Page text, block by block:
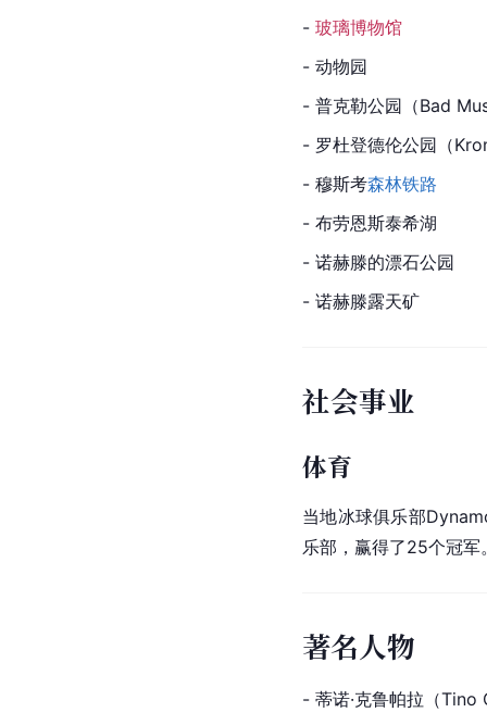
- 玻璃博物馆
- 动物园
- 普克勒公园（Bad
- 罗杜登德伦公园（
- 穆斯考森林铁路
- 布劳恩斯泰希湖
- 诺赫滕的漂石公园
- 诺赫滕露天矿
社会事业
体育
当地冰球俱乐部
乐部，赢得了25个冠军
著名人物
- 蒂诺·克鲁帕拉（